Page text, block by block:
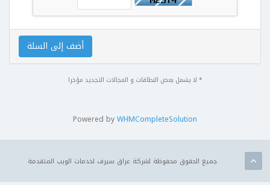
أضف إلى السلة
* لا يشمل بعض النطاقات و المجالات التجديد مؤخرا
Powered byWHMCompleteSolution
جميع الحقوق محفوظة لشركة عراق سيرف لخدمات الويب المتقدمة